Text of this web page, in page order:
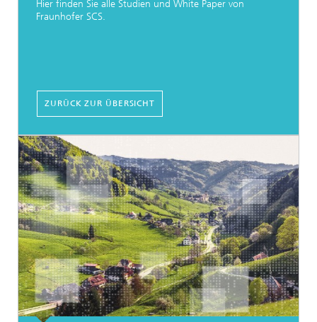
Hier finden Sie alle Studien und White Paper von
Fraunhofer SCS.
ZURÜCK ZUR ÜBERSICHT